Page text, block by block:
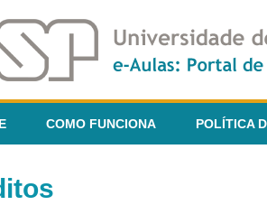
COMO FUNCIONA POLÍTICA